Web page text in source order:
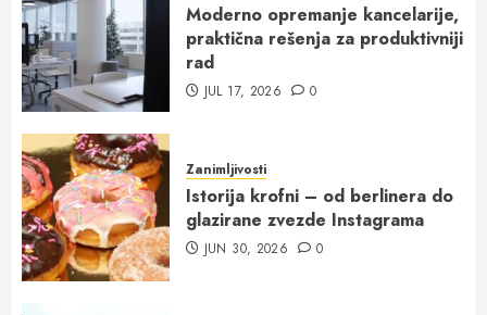
Moderno opremanje kancelarije,
praktična rešenja za produktivniji
rad
JUL 17, 2026 0
Zanimljivosti
Istorija krofni – od berlinera do
glazirane zvezde Instagrama
JUN 30, 2026 0